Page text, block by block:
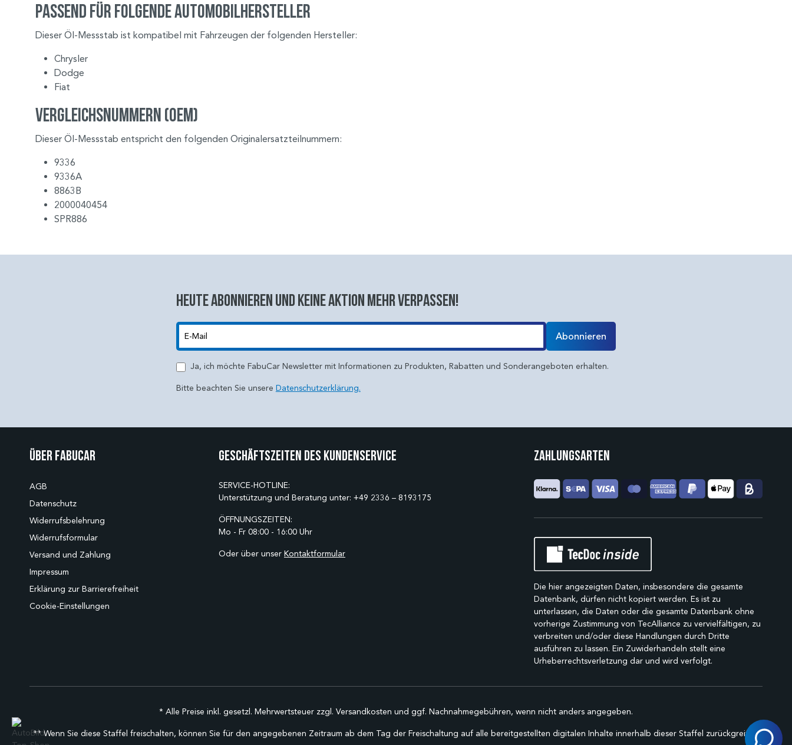
Passend für folgende Automobilhersteller
Dieser Öl-Messstab ist kompatibel mit Fahrzeugen der folgenden Hersteller:
Chrysler
Dodge
Fiat
Vergleichsnummern (OEM)
Dieser Öl-Messstab entspricht den folgenden Originalersatzteilnummern:
9336
9336A
8863B
2000040454
SPR886
Heute abonnieren und keine aktion mehr verpassen!
Abonnieren
Ja, ich möchte FabuCar Newsletter mit Informationen zu Produkten, Rabatten und Sonderangeboten erhalten.
Bitte beachten Sie unsere Datenschutzerklärung.
Über Fabucar
AGB
Datenschutz
Widerrufsbelehrung
Widerrufsformular
Versand und Zahlung
Impressum
Erklärung zur Barrierefreiheit
Cookie-Einstellungen
Geschäftszeiten des Kundenservice
SERVICE-HOTLINE:
Unterstützung und Beratung unter: +49 2336 – 8193175
ÖFFNUNGSZEITEN:
Mo - Fr 08:00 - 16:00 Uhr
Oder über unser Kontaktformular
Zahlungsarten
Die hier angezeigten Daten, insbesondere die gesamte
Datenbank, dürfen nicht kopiert werden. Es ist zu
unterlassen, die Daten oder die gesamte Datenbank ohne
vorherige Zustimmung von TecAlliance zu vervielfältigen, zu
verbreiten und/oder diese Handlungen durch Dritte
ausführen zu lassen. Ein Zuwiderhandeln stellt eine
Urheberrechtsverletzung dar und wird verfolgt.
* Alle Preise inkl. gesetzl. Mehrwertsteuer zzgl. Versandkosten und ggf. Nachnahmegebühren, wenn nicht anders angegeben.
** Wenn Sie diese Staffel freischalten, können Sie für den angegebenen Zeitraum ab dem Tag der Freischaltung auf alle bereitgestellten digitalen Inhalte innerhalb dieser Staffel zurückgreifen.